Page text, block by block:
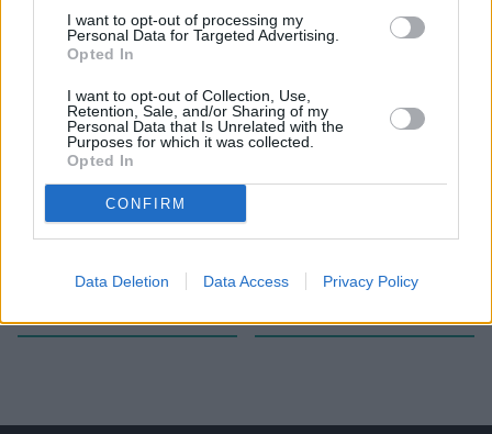
I want to opt-out of processing my
Personal Data for Targeted Advertising.
Opted In
I want to opt-out of Collection, Use,
Retention, Sale, and/or Sharing of my
Personal Data that Is Unrelated with the
Purposes for which it was collected.
Opted In
CONFIRM
Data Deletion Data Access Privacy Policy
Το άρθρο δεν έχει ακόμα βαθμολογηθεί.
Βαθμολογήστε αυτό το άρθρο:
★★★
Χωρίς πιστοποιητικά
τον Covid-19 στο Ευρωπαϊκό